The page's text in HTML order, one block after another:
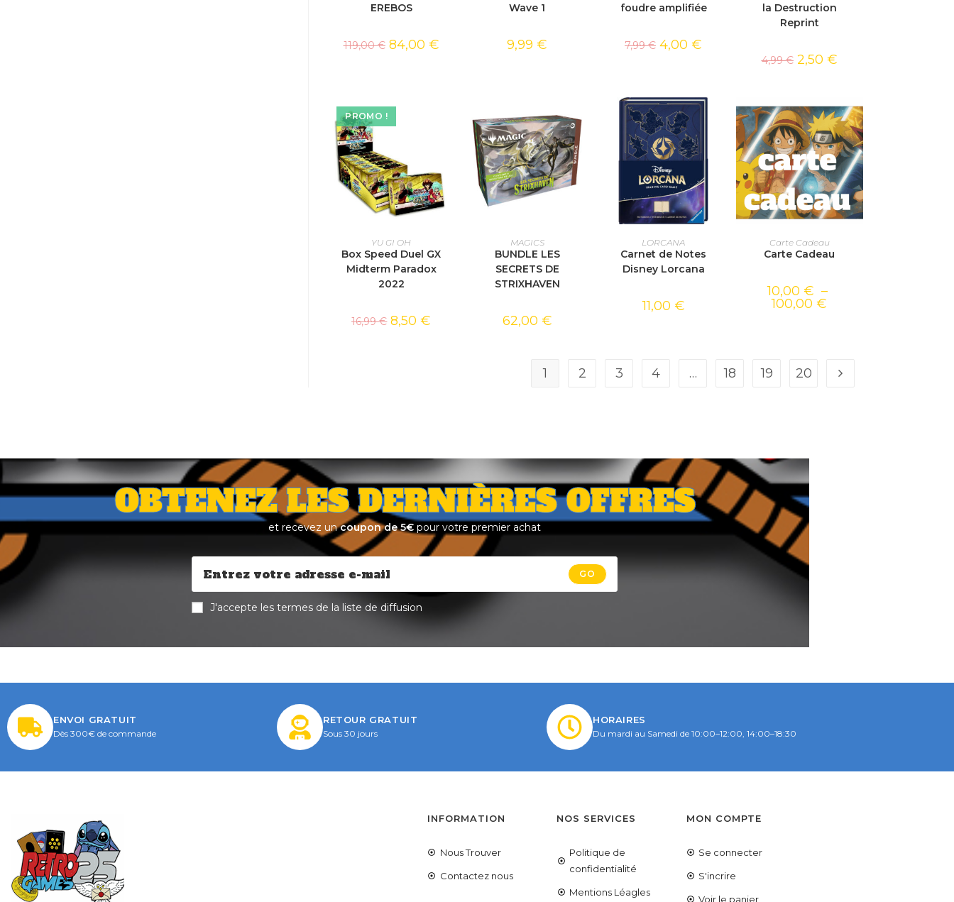
EREBOS
119,00€ 84,00 €
Wave 1
9,99€
foudre amplifiée
7,99€ 4,00 €
la Destruction
Reprint
4,99€ 2,50 €
PROMO !
AJOUTER AU PANIER
YU GI OH
Box Speed Duel GX
Midterm Paradox
2022
16,99€ 8,50€
AJOUTER AU PANIER
MAGICS
BUNDLE LES
SECRETS DE
STRIXHAVEN
62,00 €
AJOUTER AU PANIER
LORCANA
Carnet de Notes
Disney Lorcana
11,00 €
SÉLECTIONNEZ LE
Carte Cadeau
Carte Cadeau
10,00€ –
100,00€
1 2 3 4 … 18 19 20
OBTENEZ LES DERNIÈRES OFFRES
et recevez uncoupon de 5€ pour votre premier achat
GO
J'accepte les termes de la liste de diffusion
ENVOI GRATUIT
Dès 300€ de commande
RETOUR GRATUIT
Sous 30 jours
HORAIRES
Du mardi au Samedi de 10:00–12:00, 14:00–18:30
INFORMATION
Nous Trouver
Contactez nous
NOS SERVICES
Politique de
confidentialité
Mentions Léagles
MON COMPTE
Se connecter
S'incrire
Voir le panier